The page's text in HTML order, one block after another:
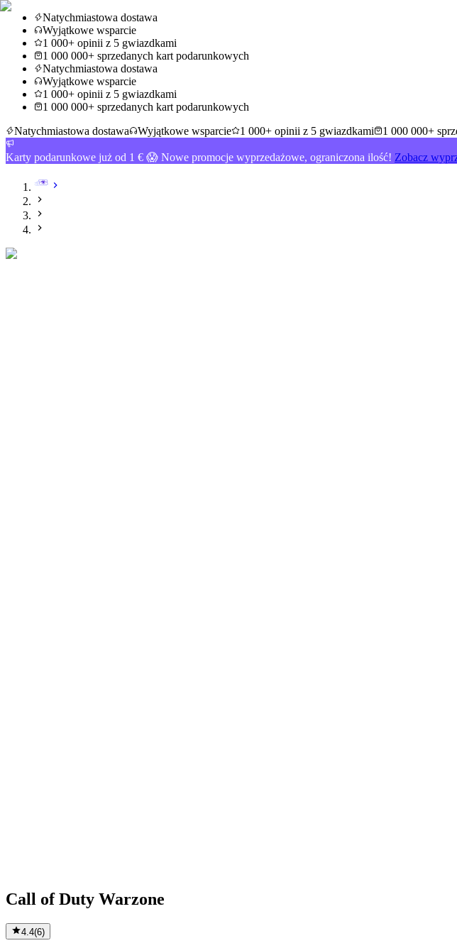
Natychmiastowa dostawa
Wyjątkowe wsparcie
1 000+ opinii z 5 gwiazdkami
1 000 000+ sprzedanych kart podarunkowych
Natychmiastowa dostawa
Wyjątkowe wsparcie
1 000+ opinii z 5 gwiazdkami
1 000 000+ sprzedanych kart podarunkowych
Natychmiastowa dostawa
Wyjątkowe wsparcie 1 000+ opinii z 5 gwiazdkami 1 000 000+
Karty podarunkowe już od 1 € 😱 Nowe promocje wyprzedażowe, ograniczona ilość! Zobacz
Call of Duty Warzone
4.4(6)